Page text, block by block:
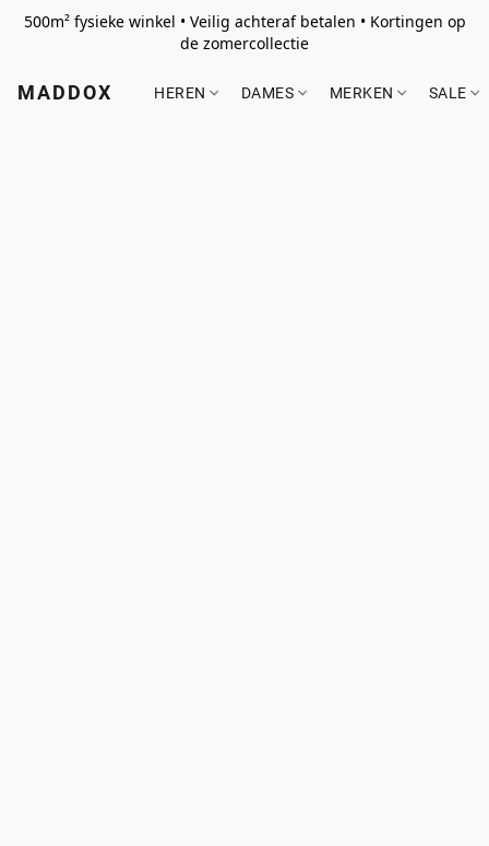
500m² fysieke winkel • Veilig achteraf betalen • Kortingen op
de zomercollectie
MADDOX HEREN DAMES MERKEN SALE